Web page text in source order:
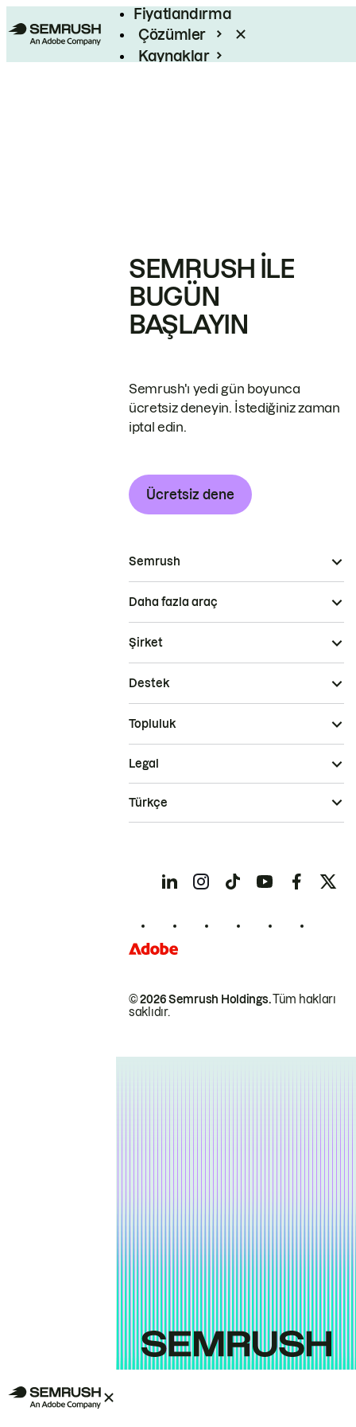
Fiyatlandırma
Çözümler
Kaynaklar
SEMRUSH ILE
BUGÜN
BAŞLAYIN
Semrush'ı yedi gün boyunca
ücretsiz deneyin. İstediğiniz zaman
iptal edin.
Ücretsiz dene
Semrush
Daha fazla araç
Şirket
Destek
Topluluk
© 2026 Semrush Holdings.Tüm hakları
saklıdır.
Legal
Türkçe